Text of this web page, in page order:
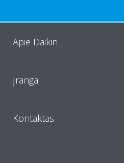
Apie Daikin
Įranga
Kontaktas
Produktai